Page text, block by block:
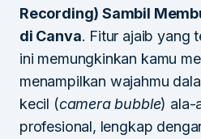
Recording) Sambil
di Canva. Fitur ajaib yang
ini memungkinkan kamu
menampilkan wajahmu
kecil (camera bubble) ala-
profesional, lengkap